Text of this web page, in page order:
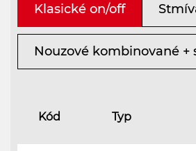
Klasické on/off
Nouzové kombinované +
Kód Typ